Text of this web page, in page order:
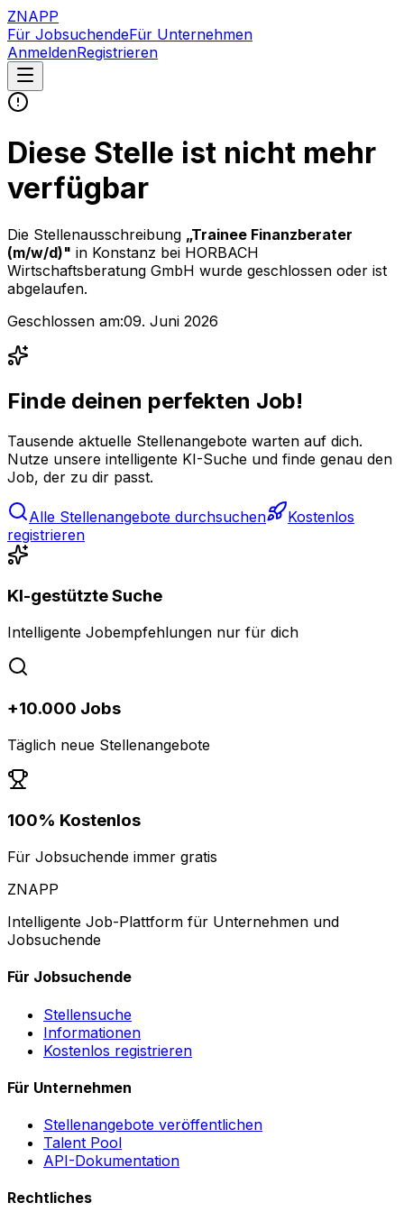
ZNAPP
Für JobsuchendeFür Unternehmen
AnmeldenRegistrieren
Diese Stelle ist nicht mehr
verfügbar
Die Stellenausschreibung „Trainee Finanzberater
(m/w/d)" in Konstanz bei HORBACH
Wirtschaftsberatung GmbH wurde geschlossen oder ist
abgelaufen.
Geschlossen am:09. Juni 2026
Finde deinen perfekten Job!
Tausende aktuelle Stellenangebote warten auf dich.
Nutze unsere intelligente KI-Suche und finde genau den
Job, der zu dir passt.
Alle Stellenangebote durchsuchen
Kostenlos
registrieren
KI-gestützte Suche
Intelligente Jobempfehlungen nur für dich
+10.000 Jobs
Täglich neue Stellenangebote
100% Kostenlos
Für Jobsuchende immer gratis
ZNAPP
Intelligente Job-Plattform für Unternehmen und
Jobsuchende
Für Jobsuchende
Stellensuche
Informationen
Kostenlos registrieren
Für Unternehmen
Stellenangebote veröffentlichen
Talent Pool
API-Dokumentation
Rechtliches